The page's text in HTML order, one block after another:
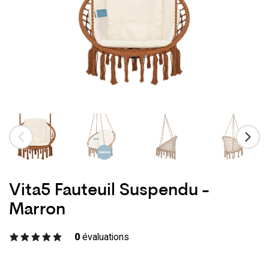
Vita5 Fauteuil Suspendu -
Marron
0évaluations